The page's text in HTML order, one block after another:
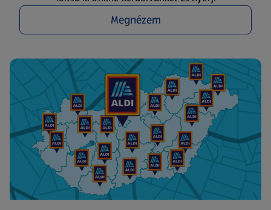
Megnézem